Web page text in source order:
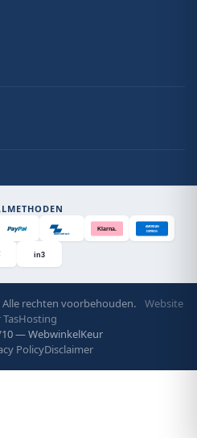
Bancontact
Klarna.
AMERICAN
EXPRESS
in3
Alle rechten voorbehouden.
Website
TasHosting
— WebwinkelKeur
PolicyDisclaimer